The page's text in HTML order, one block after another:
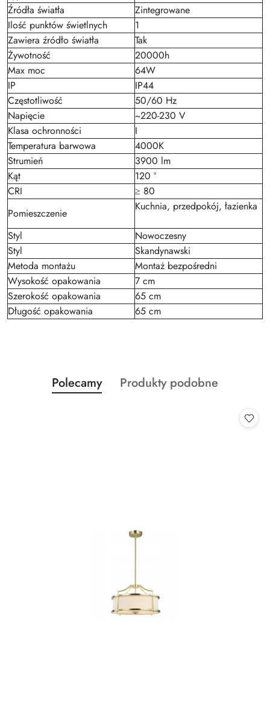
Źródła światła
Zintegrowane
Ilość punktów świetlnych
1
Zawiera źródło światła
Tak
Żywotność
20000h
Max moc
64W
IP
IP44
Częstotliwość
50/60 Hz
Napięcie
~220-230 V
Klasa ochronności
I
Temperatura barwowa
4000K
Strumień
3900 lm
Kąt
120 °
CRI
≥ 80
Pomieszczenie
Kuchnia, przedpokój, łazienka
Styl
Nowoczesny
Styl
Skandynawski
Metoda montażu
Montaż bezpośredni
Wysokość opakowania
7 cm
Szerokość opakowania
65 cm
Długość opakowania
65 cm
Pomiń karuzelę produktów
Produkty
o
Polecamy
Produkty
Produkty podobne